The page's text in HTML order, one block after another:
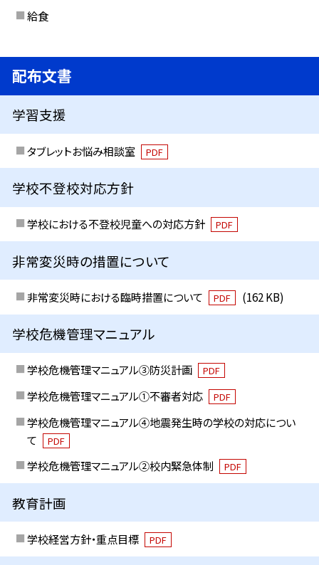
給食
配布文書
学習支援
タブレットお悩み相談室 PDF
学校不登校対応方針
学校における不登校児童への対応方針 PDF
非常変災時の措置について
非常変災時における臨時措置について PDF (162 KB)
学校危機管理マニュアル
学校危機管理マニュアル③防災計画 PDF
学校危機管理マニュアル①不審者対応 PDF
学校危機管理マニュアル④地震発生時の学校の対応につい
て
PDF
学校危機管理マニュアル②校内緊急体制 PDF
教育計画
学校経営方針・重点目標 PDF